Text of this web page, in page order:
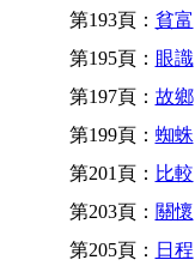
第193頁： 貧富
第195頁： 眼識
第197頁： 故鄉
第199頁： 蜘蛛
第201頁： 比較
第203頁： 關懷
第205頁： 日程